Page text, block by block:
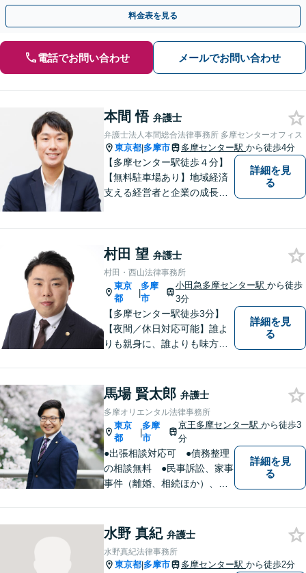
ズに進めるサポート／業種特有の課題にも柔軟に対応」
料金表を見る
電話でお問い合わせ メールでお問い合わせ
本間 悟 弁護士
弁護士法人本間総合法律事務所 多摩センターオフィス
東京都|多摩市 多摩センター駅 から徒歩4分
【多摩センター駅徒歩４分】
【無料駐車場あり】地域経済
支える経営者と企業の成長を
事故、相続、成年後見、不動
産など幅広く法律問題に対応
しますので、お気軽にご相談
を。
詳細を見
る
村田 望 弁護士
村田・西山法律事務所
東京
都
|
多摩
市
小田急多摩センター駅 から徒歩
3分
【多摩センター駅徒歩3分】
【夜間／休日対応可能】誰よ
りも親身に、誰よりも味方で
婚問題／不動産問題／刑事事
件など、幅広く対応可能。迅
速かつ適切な対応を心掛けて
おります。
詳細を見
る
馬場 賢太郎 弁護士
多摩オリエンタル法律事務所
東京
都
|
多摩
市
京王多摩センター駅から徒歩3
分
●出張相談対応可 ●債務整理
の相談無料 ●民事訴訟、家事
事件（離婚、相続ほか）、法
年事件など
詳細を見
る
水野 真紀 弁護士
水野真紀法律事務所
東京都|多摩市 多摩センター駅 から徒歩2分